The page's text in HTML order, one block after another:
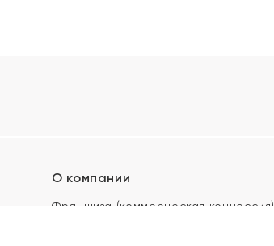
О компании
Франшиза (коммерческая концессия)